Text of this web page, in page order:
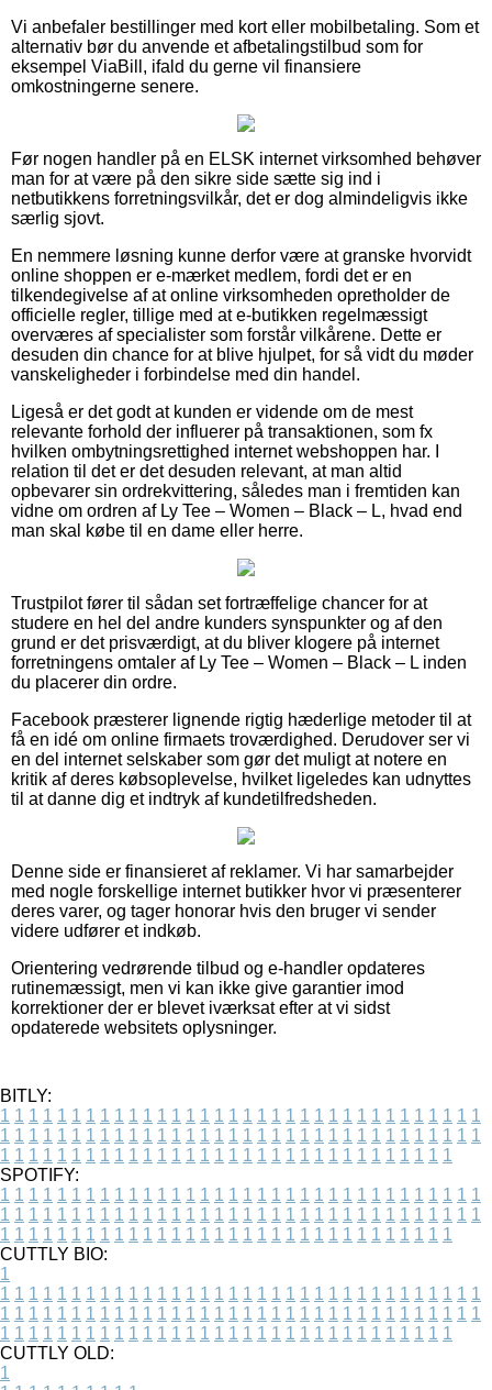
Vi anbefaler bestillinger med kort eller mobilbetaling. Som et
alternativ bør du anvende et afbetalingstilbud som for
eksempel ViaBill, ifald du gerne vil finansiere
omkostningerne senere.
Før nogen handler på en ELSK internet virksomhed behøver
man for at være på den sikre side sætte sig ind i
netbutikkens forretningsvilkår, det er dog almindeligvis ikke
særlig sjovt.
En nemmere løsning kunne derfor være at granske hvorvidt
online shoppen er e-mærket medlem, fordi det er en
tilkendegivelse af at online virksomheden opretholder de
officielle regler, tillige med at e-butikken regelmæssigt
overværes af specialister som forstår vilkårene. Dette er
desuden din chance for at blive hjulpet, for så vidt du møder
vanskeligheder i forbindelse med din handel.
Ligeså er det godt at kunden er vidende om de mest
relevante forhold der influerer på transaktionen, som fx
hvilken ombytningsrettighed internet webshoppen har. I
relation til det er det desuden relevant, at man altid
opbevarer sin ordrekvittering, således man i fremtiden kan
vidne om ordren af Ly Tee – Women – Black – L, hvad end
man skal købe til en dame eller herre.
Trustpilot fører til sådan set fortræffelige chancer for at
studere en hel del andre kunders synspunkter og af den
grund er det prisværdigt, at du bliver klogere på internet
forretningens omtaler af Ly Tee – Women – Black – L inden
du placerer din ordre.
Facebook præsterer lignende rigtig hæderlige metoder til at
få en idé om online firmaets troværdighed. Derudover ser vi
en del internet selskaber som gør det muligt at notere en
kritik af deres købsoplevelse, hvilket ligeledes kan udnyttes
til at danne dig et indtryk af kundetilfredsheden.
Denne side er finansieret af reklamer. Vi har samarbejder
med nogle forskellige internet butikker hvor vi præsenterer
deres varer, og tager honorar hvis den bruger vi sender
videre udfører et indkøb.
Orientering vedrørende tilbud og e-handler opdateres
rutinemæssigt, men vi kan ikke give garantier imod
korrektioner der er blevet iværksat efter at vi sidst
opdaterede websitets oplysninger.
BITLY:
1 1 1 1 1 1 1 1 1 1 1 1 1 1 1 1 1 1 1 1 1 1 1 1 1 1 1 1 1 1 1 1 1 1
1 1 1 1 1 1 1 1 1 1 1 1 1 1 1 1 1 1 1 1 1 1 1 1 1 1 1 1 1 1 1 1 1 1
1 1 1 1 1 1 1 1 1 1 1 1 1 1 1 1 1 1 1 1 1 1 1 1 1 1 1 1 1 1 1 1
SPOTIFY:
1 1 1 1 1 1 1 1 1 1 1 1 1 1 1 1 1 1 1 1 1 1 1 1 1 1 1 1 1 1 1 1 1 1
1 1 1 1 1 1 1 1 1 1 1 1 1 1 1 1 1 1 1 1 1 1 1 1 1 1 1 1 1 1 1 1 1 1
1 1 1 1 1 1 1 1 1 1 1 1 1 1 1 1 1 1 1 1 1 1 1 1 1 1 1 1 1 1 1 1
CUTTLY BIO:
1
1 1 1 1 1 1 1 1 1 1 1 1 1 1 1 1 1 1 1 1 1 1 1 1 1 1 1 1 1 1 1 1 1 1
1 1 1 1 1 1 1 1 1 1 1 1 1 1 1 1 1 1 1 1 1 1 1 1 1 1 1 1 1 1 1 1 1 1
1 1 1 1 1 1 1 1 1 1 1 1 1 1 1 1 1 1 1 1 1 1 1 1 1 1 1 1 1 1 1 1
CUTTLY OLD:
1